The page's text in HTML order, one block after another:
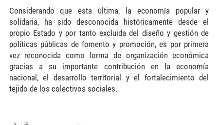
Considerando que esta última, la economía popular y
solidaria, ha sido desconocida históricamente desde el
propio Estado y por tanto excluida del diseño y gestión de
políticas públicas de fomento y promoción, es por primera
vez reconocida como forma de organización económica
gracias a su importante contribución en la economía
nacional, el desarrollo territorial y el fortalecimiento del
tejido de los colectivos sociales.